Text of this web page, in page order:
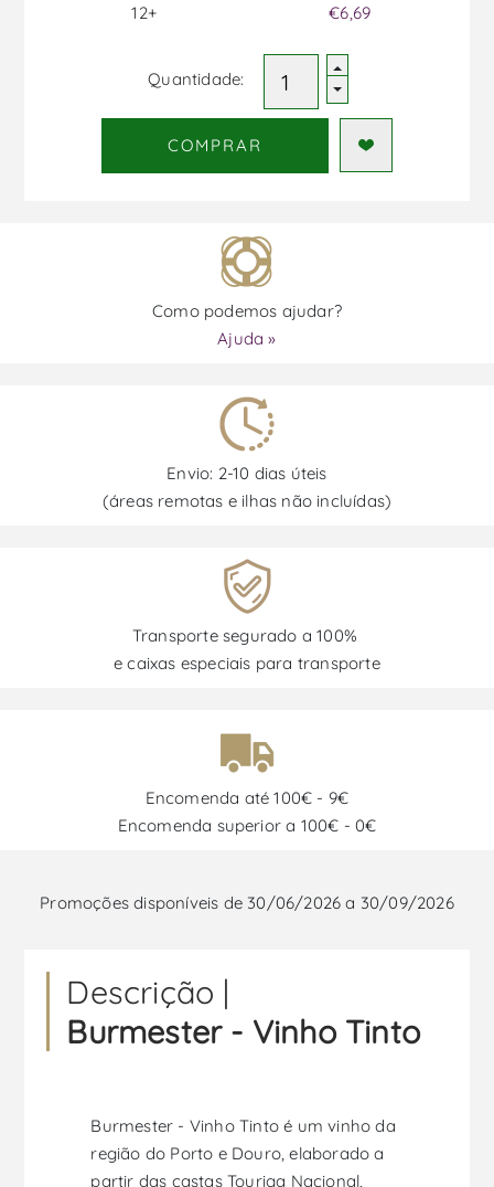
12+
€6,69
Quantidade:
COMPRAR
Como podemos ajudar?
Ajuda »
Envio: 2-10 dias úteis
(áreas remotas e ilhas não incluídas)
Transporte segurado a 100%
e caixas especiais para transporte
Encomenda até 100€ - 9€
Encomenda superior a 100€ - 0€
Promoções disponíveis de 30/06/2026 a 30/09/2026
Descrição |
Burmester - Vinho Tinto
Burmester - Vinho Tinto é um vinho da
região do Porto e Douro, elaborado a
partir das castas Touriga Nacional,